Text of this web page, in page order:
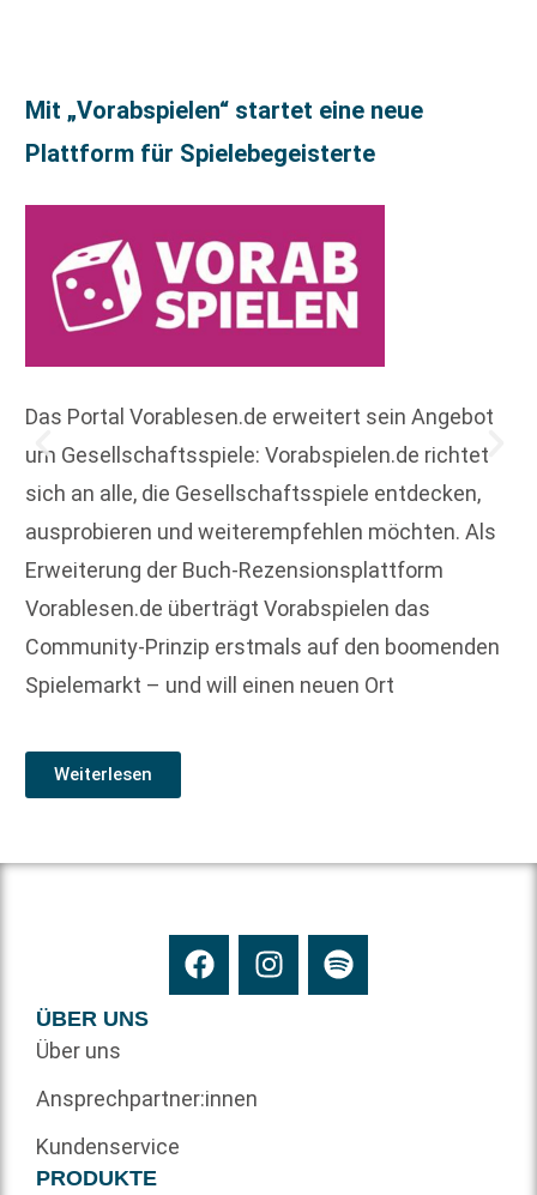
Mit „Vorabspielen“ startet eine neue
Plattform für Spielebegeisterte
Das Portal Vorablesen.de erweitert sein Angebot
um Gesellschaftsspiele: Vorabspielen.de richtet
sich an alle, die Gesellschaftsspiele entdecken,
ausprobieren und weiterempfehlen möchten. Als
Erweiterung der Buch-Rezensionsplattform
Vorablesen.de überträgt Vorabspielen das
Community-Prinzip erstmals auf den boomenden
Spielemarkt – und will einen neuen Ort
Weiterlesen
ÜBER UNS
Über uns
Ansprechpartner:innen
Kundenservice
PRODUKTE